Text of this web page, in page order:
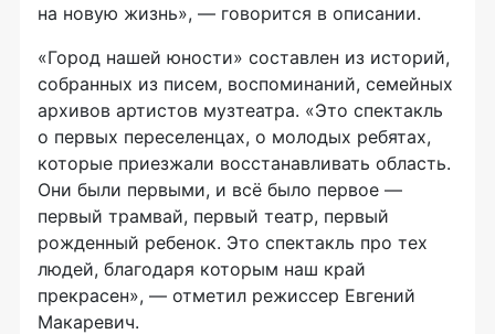
на новую жизнь», — говорится в описании.
«Город нашей юности» составлен из историй,
собранных из писем, воспоминаний, семейных
архивов артистов музтеатра. «Это спектакль
о первых переселенцах, о молодых ребятах,
которые приезжали восстанавливать область.
Они были первыми, и всё было первое —
первый трамвай, первый театр, первый
рожденный ребенок. Это спектакль про тех
людей, благодаря которым наш край
прекрасен», — отметил режиссер Евгений
Макаревич.